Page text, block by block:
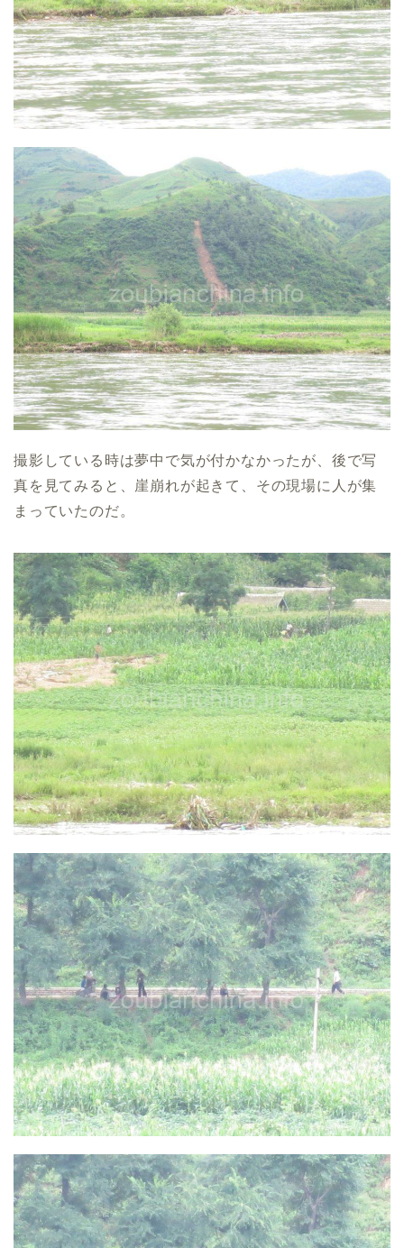
撮影している時は夢中で気が付かなかったが、後で写
真を見てみると、崖崩れが起きて、その現場に人が集
まっていたのだ。